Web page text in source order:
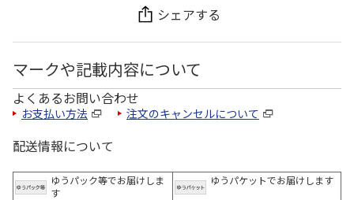
シェアする
マークや記載内容について
よくあるお問い合わせ
お支払い方法 注文のキャンセルについて
配送情報について
ゆうパック等でお届けしま
す
ゆうパケットでお届けします